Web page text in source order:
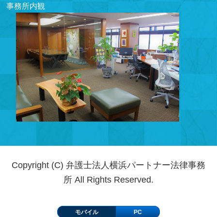
事務所内観
Copyright (C) 弁護士法人横浜パートナー法律事務
所 All Rights Reserved.
モバイル PC